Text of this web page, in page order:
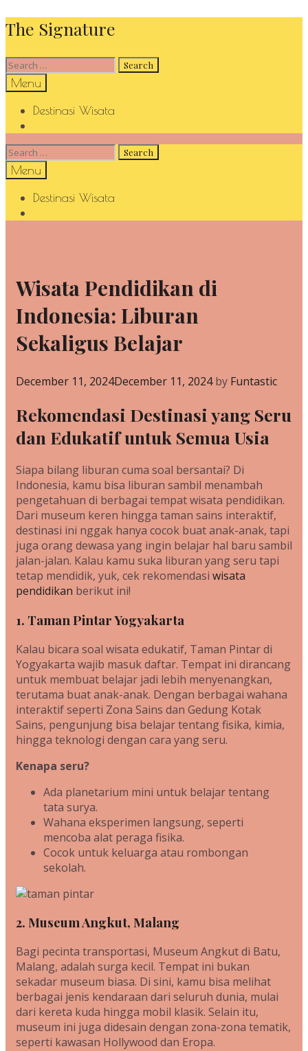
Skip
to
content
The Signature
Search
for:
Search
Menu
Destinasi Wisata
Search
for:
Search
Menu
Destinasi Wisata
Wisata Pendidikan di
Indonesia: Liburan
Sekaligus Belajar
December 11, 2024December 11, 2024 by Funtastic
Rekomendasi Destinasi yang Seru
dan Edukatif untuk Semua Usia
Siapa bilang liburan cuma soal bersantai? Di
Indonesia, kamu bisa liburan sambil menambah
pengetahuan di berbagai tempat wisata pendidikan.
Dari museum keren hingga taman sains interaktif,
destinasi ini nggak hanya cocok buat anak-anak, tapi
juga orang dewasa yang ingin belajar hal baru sambil
jalan-jalan. Kalau kamu suka liburan yang seru tapi
tetap mendidik, yuk, cek rekomendasi wisata
pendidikan berikut ini!
1. Taman Pintar Yogyakarta
Kalau bicara soal wisata edukatif, Taman Pintar di
Yogyakarta wajib masuk daftar. Tempat ini dirancang
untuk membuat belajar jadi lebih menyenangkan,
terutama buat anak-anak. Dengan berbagai wahana
interaktif seperti Zona Sains dan Gedung Kotak
Sains, pengunjung bisa belajar tentang fisika, kimia,
hingga teknologi dengan cara yang seru.
Kenapa seru?
Ada planetarium mini untuk belajar tentang
tata surya.
Wahana eksperimen langsung, seperti
mencoba alat peraga fisika.
Cocok untuk keluarga atau rombongan
sekolah.
2. Museum Angkut, Malang
Bagi pecinta transportasi, Museum Angkut di Batu,
Malang, adalah surga kecil. Tempat ini bukan
sekadar museum biasa. Di sini, kamu bisa melihat
berbagai jenis kendaraan dari seluruh dunia, mulai
dari kereta kuda hingga mobil klasik. Selain itu,
museum ini juga didesain dengan zona-zona tematik,
seperti kawasan Hollywood dan Eropa.